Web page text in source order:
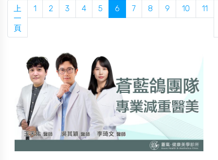
上
一
頁
1 2 3 4 5 6 7 8 9 10 11